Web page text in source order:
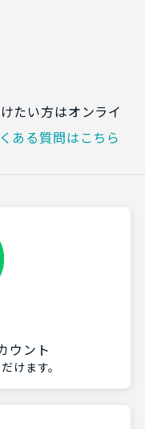
たい方はオンライ
ある質問はこちら
ウント
けます。